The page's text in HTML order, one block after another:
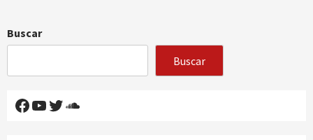
Buscar
Buscar
Facebook
YouTube
Twitter
SoundCloud